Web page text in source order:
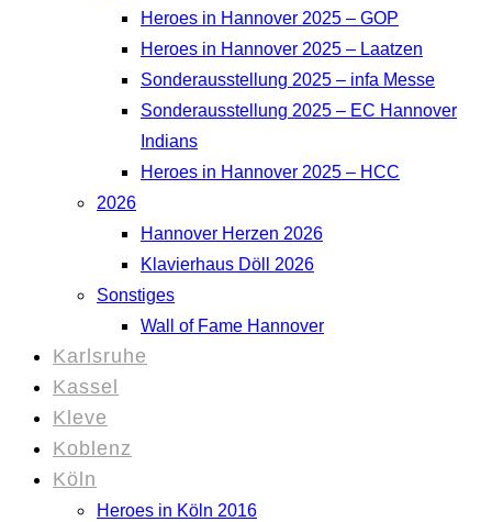
Heroes in Hannover 2025 – GOP
Heroes in Hannover 2025 – Laatzen
Sonderausstellung 2025 – infa Messe
Sonderausstellung 2025 – EC Hannover
Indians
Heroes in Hannover 2025 – HCC
2026
Hannover Herzen 2026
Klavierhaus Döll 2026
Sonstiges
Wall of Fame Hannover
Karlsruhe
Kassel
Kleve
Koblenz
Köln
Heroes in Köln 2016